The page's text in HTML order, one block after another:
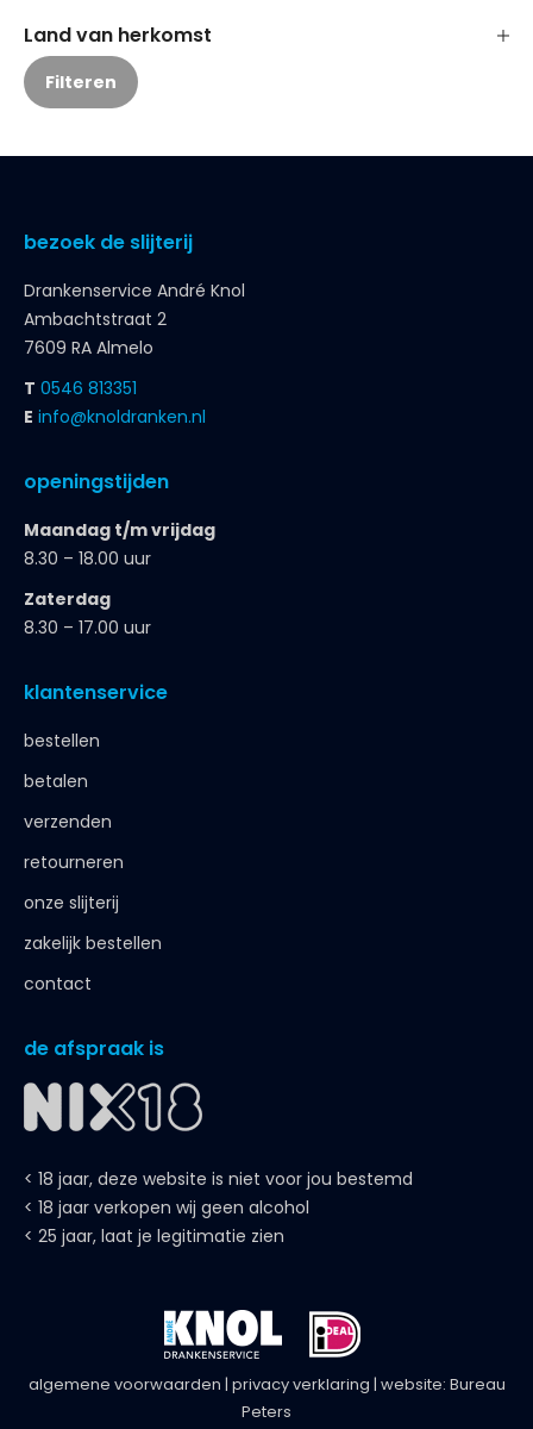
Land van herkomst
Filteren
bezoek de slijterij
Drankenservice André Knol
Ambachtstraat 2
7609 RA Almelo
T 0546 813351
E info@knoldranken.nl
openingstijden
Maandag t/m vrijdag
8.30 – 18.00 uur
Zaterdag
8.30 – 17.00 uur
klantenservice
bestellen
betalen
verzenden
retourneren
onze slijterij
zakelijk bestellen
contact
de afspraak is
< 18 jaar, deze website is niet voor jou bestemd
< 18 jaar verkopen wij geen alcohol
< 25 jaar, laat je legitimatie zien
algemene voorwaarden | privacy verklaring | website: Bureau
Peters